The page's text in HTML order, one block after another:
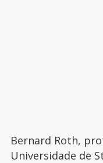
Bernard Roth,
Universidade de